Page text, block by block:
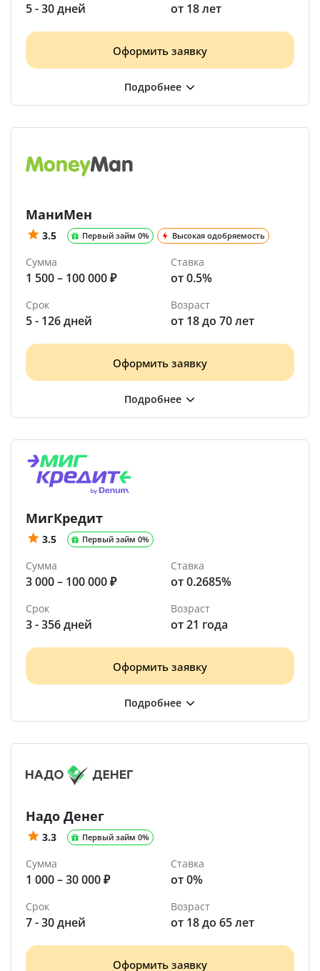
5 - 30 дней от 18 лет
Оформить заявку
МаниМен
3.5 Первый займ 0% Высокая одобряемость
Сумма
1 500 – 100 000 ₽
Ставка
от 0.5%
Срок
5 - 126 дней
Возраст
от 18 до 70 лет
Оформить заявку
МигКредит
3.5 Первый займ 0%
Сумма
3 000 – 100 000 ₽
Ставка
от 0.2685%
Срок
3 - 356 дней
Возраст
от 21 года
Оформить заявку
Надо Денег
3.3 Первый займ 0%
Сумма
1 000 – 30 000 ₽
Ставка
от 0%
Срок
7 - 30 дней
Возраст
от 18 до 65 лет
Оформить заявку